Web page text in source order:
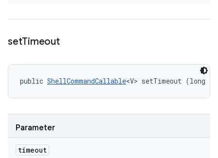
setTimeout
public ShellCommandCallable<V> setTimeout (long
Parameter
timeout